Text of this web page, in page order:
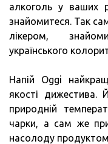
алкоголь у ваших
знайомитеся. Так
лікером,
українського
Напій Oggi
якості дижестива.
природній
чарки, а сам же
насолоду